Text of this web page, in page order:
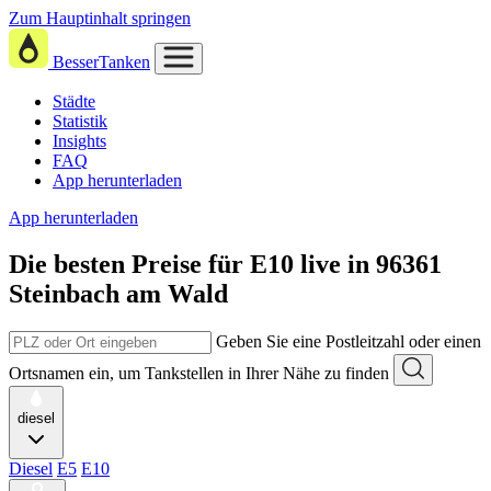
Zum Hauptinhalt springen
BesserTanken
Städte
Statistik
Insights
FAQ
App herunterladen
App herunterladen
Die besten Preise für E10 live in 96361
Steinbach am Wald
Geben Sie eine Postleitzahl oder einen
Ortsnamen ein, um Tankstellen in Ihrer Nähe zu finden
diesel
Diesel E5 E10